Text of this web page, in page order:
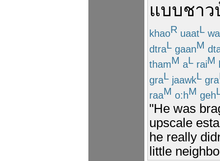
แบบชา
khaoR uaatL
dtraL gaanM
thamM aL raiM
graL jaawkL gra
raaM o:hM geh
"He was
upscale
he really
little